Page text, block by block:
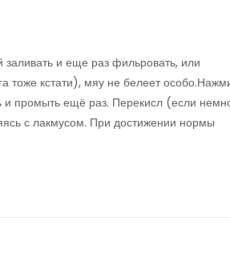
и еще раз фильровать, или
тоже кстати), мяу не белеет
промыть ещё раз. Перекисл (если
с лакмусом. При достижении нормы